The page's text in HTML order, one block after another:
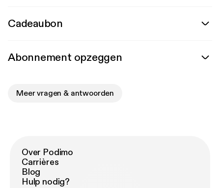
Cadeaubon
Abonnement opzeggen
Meer vragen & antwoorden
Over Podimo
Carrières
Blog
Hulp nodig?